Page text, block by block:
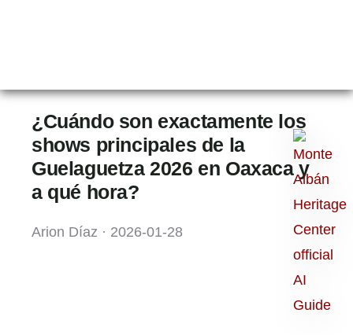
Ask
me
¿Cuándo son exactamente los
shows principales de la
Guelaguetza 2026 en Oaxaca y
a qué hora?
Arion Díaz · 2026-01-28